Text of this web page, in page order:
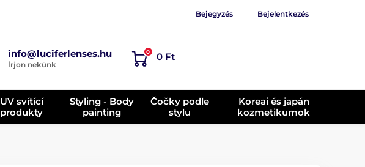
Bejegyzés Bejelentkezés
info@luciferlenses.hu
Írjon nekünk
0 0 Ft
UV svítící
produkty
Styling - Body
painting
Čočky podle
stylu
Koreai és japán
kozmetikumok